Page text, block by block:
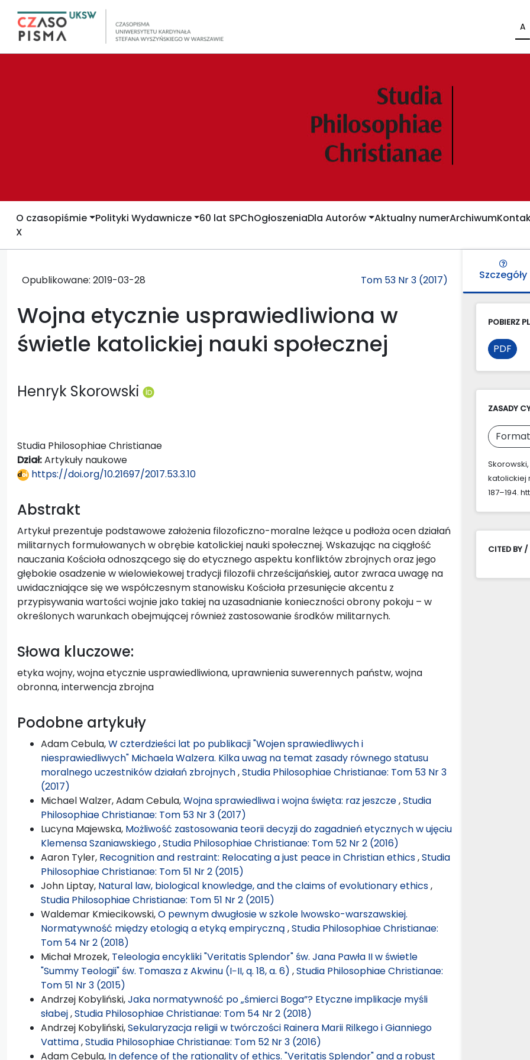
A
O czasopiśmie Polityki Wydawnicze 60 lat SPChOgłoszeniaDla Autorów Aktualny numerArchiwum
X
Opublikowane: 2019-03-28 Tom 53 Nr 3 (2017)
Wojna etycznie usprawiedliwiona w
świetle katolickiej nauki społecznej
Henryk Skorowski
Studia Philosophiae Christianae
Dział:Artykuły naukowe
https://doi.org/10.21697/2017.53.3.10
Abstrakt
Artykuł prezentuje podstawowe założenia filozoficzno-moralne leżące u podłoża ocen działań
militarnych formułowanych w obrębie katolickiej nauki społecznej. Wskazując na ciągłość
nauczania Kościoła odnoszącego się do etycznego aspektu konfliktów zbrojnych oraz jego
głębokie osadzenie w wielowiekowej tradycji filozofii chrześcijańskiej, autor zwraca uwagę na
uwidaczniające się we współczesnym stanowisku Kościoła przesunięcie akcentu z
przypisywania wartości wojnie jako takiej na uzasadnianie konieczności obrony pokoju – w
określonych warunkach obejmującej również zastosowanie środków militarnych.
Słowa kluczowe:
etyka wojny, wojna etycznie usprawiedliwiona, uprawnienia suwerennych państw, wojna
obronna, interwencja zbrojna
Podobne artykuły
Adam Cebula,W czterdzieści lat po publikacji "Wojen sprawiedliwych i
niesprawiedliwych" Michaela Walzera. Kilka uwag na temat zasady równego statusu
moralnego uczestników działań zbrojnych,Studia Philosophiae Christianae: Tom 53 Nr 3
(2017)
Michael Walzer, Adam Cebula,Wojna sprawiedliwa i wojna święta: raz jeszcze,Studia
Philosophiae Christianae: Tom 53 Nr 3 (2017)
Lucyna Majewska, Możliwość zastosowania teorii decyzji do zagadnień etycznych w ujęciu
Klemensa Szaniawskiego,Studia Philosophiae Christianae: Tom 52 Nr 2 (2016)
Aaron Tyler, Recognition and restraint: Relocating a just peace in Christian ethics,Studia
Philosophiae Christianae: Tom 51 Nr 2 (2015)
John Liptay, Natural law, biological knowledge, and the claims of evolutionary ethics,
Studia Philosophiae Christianae: Tom 51 Nr 2 (2015)
Waldemar Kmiecikowski,O pewnym dwugłosie w szkole lwowsko-warszawskiej.
Normatywność między etologią a etyką empiryczną ,Studia Philosophiae Christianae:
Tom 54 Nr 2 (2018)
Michał Mrozek, Teleologia encykliki "Veritatis Splendor" św. Jana Pawła II w świetle
"Summy Teologii" św. Tomasza z Akwinu (I−II, q. 18, a. 6) ,Studia Philosophiae Christianae:
Tom 51 Nr 3 (2015)
Andrzej Kobyliński,Jaka normatywność po „śmierci Boga”? Etyczne implikacje myśli
słabej,Studia Philosophiae Christianae: Tom 54 Nr 2 (2018)
Andrzej Kobyliński,Sekularyzacja religii w twórczości Rainera Marii Rilkego i Gianniego
Vattima,Studia Philosophiae Christianae: Tom 52 Nr 3 (2016)
Adam Cebula, In defence of the rationality of ethics. "Veritatis Splendor" and a robust
Szczegóły
POBIERZ
PDF
ZASADY
katolickiej
187–194.
CITED BY /